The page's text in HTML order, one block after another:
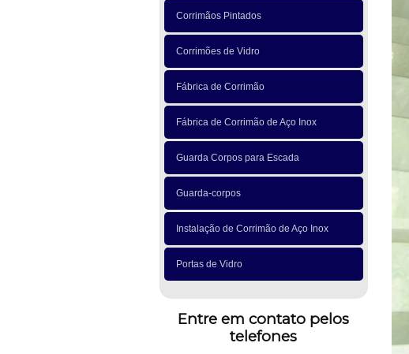
Corrimãos Pintados
Corrimões de Vidro
Fábrica de Corrimão
Fábrica de Corrimão de Aço Inox
Guarda Corpos para Escada
Guarda-corpos
Instalação de Corrimão de Aço Inox
Portas de Vidro
Entre em contato pelos
telefones